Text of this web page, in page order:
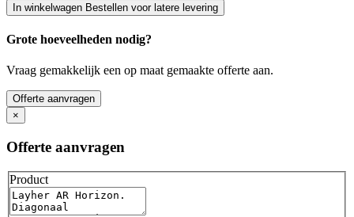
In winkelwagen Bestellen voor latere levering
Grote hoeveelheden nodig?
Vraag gemakkelijk een op maat gemaakte offerte aan.
Offerte aanvragen
×
Offerte aanvragen
Product